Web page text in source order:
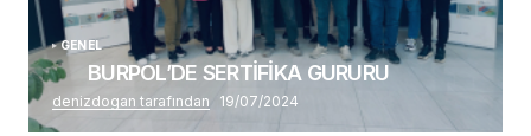
GENEL
BURPOL’DE SERTİFİKA GURURU
denizdogan tarafından 19/07/2024